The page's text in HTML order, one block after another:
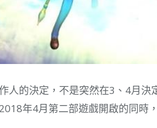
人的決定，不是突然在3、4月
年4月第二部遊戲開啟的同時